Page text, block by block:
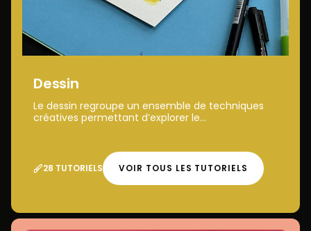
Dessin
Le dessin regroupe un ensemble de techniques
créatives permettant d’explorer le...
28 TUTORIELS VOIR TOUS LES TUTORIELS